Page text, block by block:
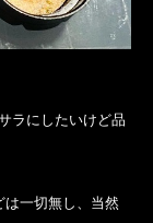
ラにしたいけど品
は一切無し、当然